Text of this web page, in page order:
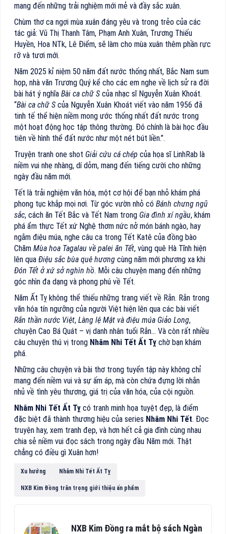
mang đến những trải nghiệm mới mẻ và đầy sắc xuân.
Chùm thơ ca ngợi mùa xuân đáng yêu và trong trẻo của các
tác giả: Vũ Thị Thanh Tâm, Phạm Anh Xuân, Trương Thiếu
Huyền, Hoa NTk, Lê Điểm, sẽ làm cho mùa xuân thêm phần rực
rỡ và tươi mới.
Năm 2025 kỉ niệm 50 năm đất nước thống nhất, Bắc Nam sum
họp, nhà văn Trương Quý kể cho các em nghe về lịch sử ra đời
bài hát ý nghĩa Bài ca chữ S của nhạc sĩ Nguyễn Xuân Khoát.
“Bài ca chữ S của Nguyễn Xuân Khoát viết vào năm 1956 đã
tinh tế thể hiện niềm mong ước thống nhất đất nước trong
một hoạt động học tập thông thường. Đó chính là bài học đầu
tiên về hình thể đất nước như một nét bút liền.”.
Truyện tranh one shot Giải cứu cá chép của họa sĩ LinhRab là
niềm vui nhẹ nhàng, dí dỏm, mang đến tiếng cười cho những
ngày đầu năm mới.
Tết là trải nghiệm văn hóa, một cơ hội để bạn nhỏ khám phá
phong tục khắp mọi nơi. Từ góc vườn nhỏ có Bánh chưng ngũ
sắc, cách ăn Tết Bắc và Tết Nam trong Gia đình xí ngầu, khám
phá ẩm thực Tết xứ Nghệ thơm nức nở món bánh ngào, hay
ngắm điệu múa, nghe câu ca trong Tết Katê của đồng bào
Chăm Mùa hoa Tagalau về palei ăn Tết, vùng quê Hà Tĩnh hiện
lên qua Điệu sắc bùa quê hương cùng năm mới phương xa khi
Đón Tết ở xứ sở nghìn hồ. Mỗi câu chuyện mang đến những
góc nhìn đa dạng và phong phú về Tết.
Năm Ất Tỵ không thể thiếu những trang viết về Rắn. Rắn trong
văn hóa tín ngưỡng của người Việt hiện lên qua các bài viết
Rắn thần nước Việt, Làng lệ Mật và điệu múa Giảo Long,
chuyện Cao Bá Quát – vị danh nhân tuổi Rắn… Và còn rất nhiều
câu chuyện thú vị trong Nhâm Nhi Tết Ất Tỵ chờ bạn khám
phá.
Những câu chuyện và bài thơ trong tuyển tập này không chỉ
mang đến niềm vui và sự ấm áp, mà còn chứa đựng lời nhắn
nhủ về tình yêu thương, giá trị của văn hóa, của cội nguồn.
Nhâm Nhi Tết Ất Tỵ có tranh minh họa tuyệt đẹp, là điểm
đặc biệt đã thành thương hiệu của series Nhâm Nhi Tết. Đọc
truyện hay, xem tranh đẹp, và hơn hết cả gia đình cùng nhau
chia sẻ niềm vui đọc sách trong ngày đầu Năm mới. Thật
chẳng có điều gì Xuân hơn!
Xu hướng Nhâm Nhi Tết Ất Tỵ
NXB Kim Đồng trân trọng giới thiệu ấn phẩm
NXB Kim Đồng ra mắt bộ sách Ngàn